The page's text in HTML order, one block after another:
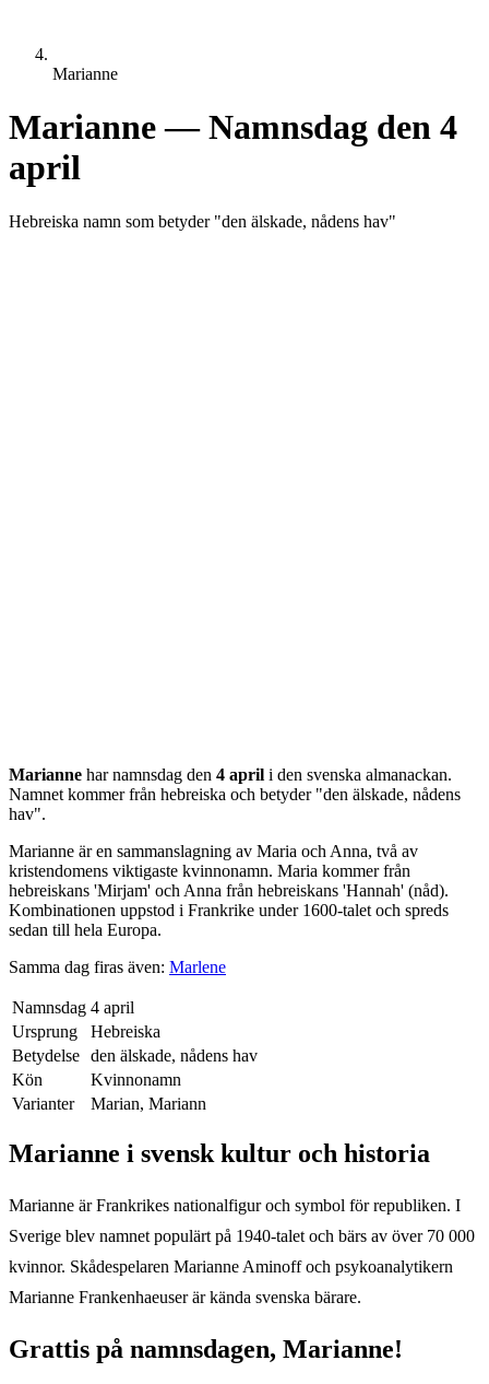
Marianne
Marianne— Namnsdag den 4
april
Hebreiska namn som betyder "den älskade, nådens hav"
Marianne har namnsdag den 4 april i den svenska almanackan.
Namnet kommer från hebreiska och betyder "den älskade, nådens
hav".
Marianne är en sammanslagning av Maria och Anna, två av
kristendomens viktigaste kvinnonamn. Maria kommer från
hebreiskans 'Mirjam' och Anna från hebreiskans 'Hannah' (nåd).
Kombinationen uppstod i Frankrike under 1600-talet och spreds
sedan till hela Europa.
Samma dag firas även: Marlene
Namnsdag 4 april
Ursprung
Hebreiska
Betydelse den älskade, nådens hav
Kön
Kvinnonamn
Varianter
Marian, Mariann
Marianne i svensk kultur och historia
Marianne är Frankrikes nationalfigur och symbol för republiken. I
Sverige blev namnet populärt på 1940-talet och bärs av över 70 000
kvinnor. Skådespelaren Marianne Aminoff och psykoanalytikern
Marianne Frankenhaeuser är kända svenska bärare.
Grattis på namnsdagen, Marianne!